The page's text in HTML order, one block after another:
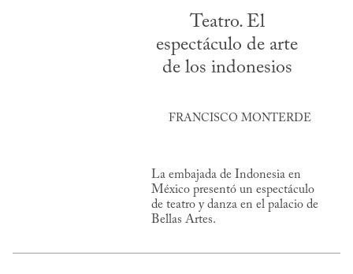
Teatro. El
espectáculo de arte
de los indonesios
FRANCISCO MONTERDE
La embajada de Indonesia en
México presentó un espectáculo
de teatro y danza en el palacio de
Bellas Artes.